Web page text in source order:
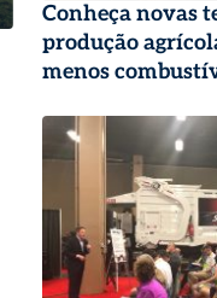
Conheça novas
produção
menos